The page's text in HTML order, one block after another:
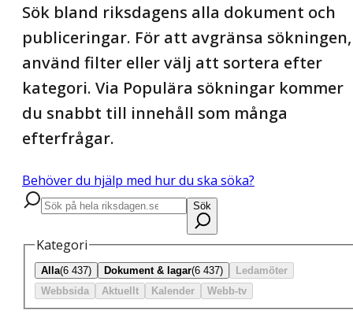
Sök bland riksdagens alla dokument och
publiceringar. För att avgränsa sökningen,
använd filter eller välj att sortera efter
kategori. Via Populära sökningar kommer
du snabbt till innehåll som många
efterfrågar.
Behöver du hjälp med hur du ska söka?
Sök
Kategori
Alla(6 437) Dokument & lagar(6 437)
Ledamöter
Webbsida
Aktuellt Kalender Webb-tv